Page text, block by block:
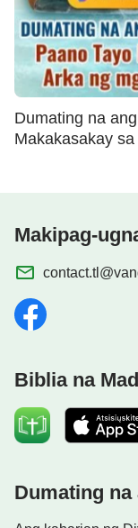
Dumating na
Makakasakay
Makipag-
Biblia na
Dumating